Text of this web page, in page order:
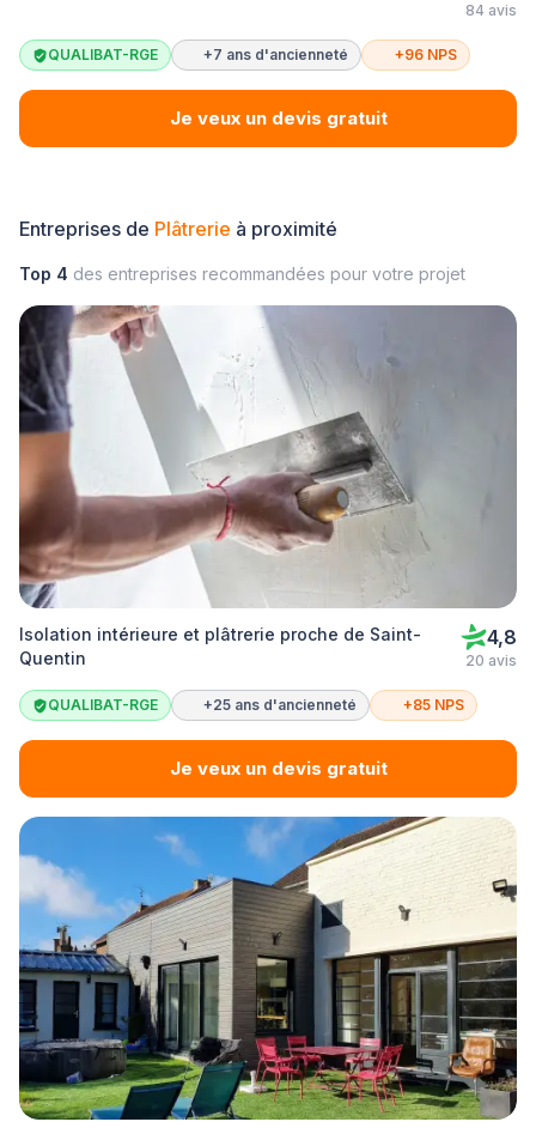
84 avis
QUALIBAT-RGE +7 ans d'ancienneté +96 NPS
Je veux un devis gratuit
Entreprises de Plâtrerie à proximité
Top 4 des entreprises recommandées pour votre projet
Isolation intérieure et plâtrerie proche de Saint-
Quentin
4,8
20 avis
QUALIBAT-RGE +25 ans d'ancienneté +85 NPS
Je veux un devis gratuit